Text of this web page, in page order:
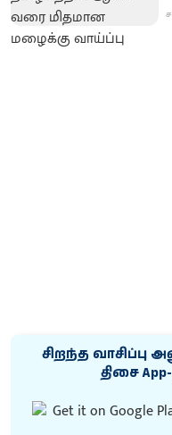
சிறந்த வாசிப்பு
திசை